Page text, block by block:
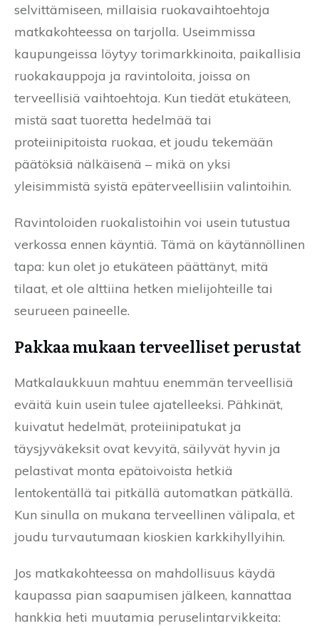
selvittämiseen, millaisia ruokavaihtoehtoja
matkakohteessa on tarjolla. Useimmissa
kaupungeissa löytyy torimarkkinoita, paikallisia
ruokakauppoja ja ravintoloita, joissa on
terveellisiä vaihtoehtoja. Kun tiedät etukäteen,
mistä saat tuoretta hedelmää tai
proteiinipitoista ruokaa, et joudu tekemään
päätöksiä nälkäisenä – mikä on yksi
yleisimmistä syistä epäterveellisiin valintoihin.
Ravintoloiden ruokalistoihin voi usein tutustua
verkossa ennen käyntiä. Tämä on käytännöllinen
tapa: kun olet jo etukäteen päättänyt, mitä
tilaat, et ole alttiina hetken mielijohteille tai
seurueen paineelle.
Pakkaa mukaan terveelliset perustat
Matkalaukkuun mahtuu enemmän terveellisiä
eväitä kuin usein tulee ajatelleeksi. Pähkinät,
kuivatut hedelmät, proteiinipatukat ja
täysjyväkeksit ovat kevyitä, säilyvät hyvin ja
pelastivat monta epätoivoista hetkiä
lentokentällä tai pitkällä automatkan pätkällä.
Kun sinulla on mukana terveellinen välipala, et
joudu turvautumaan kioskien karkkihyllyihin.
Jos matkakohteessa on mahdollisuus käydä
kaupassa pian saapumisen jälkeen, kannattaa
hankkia heti muutamia peruselintarvikkeita: